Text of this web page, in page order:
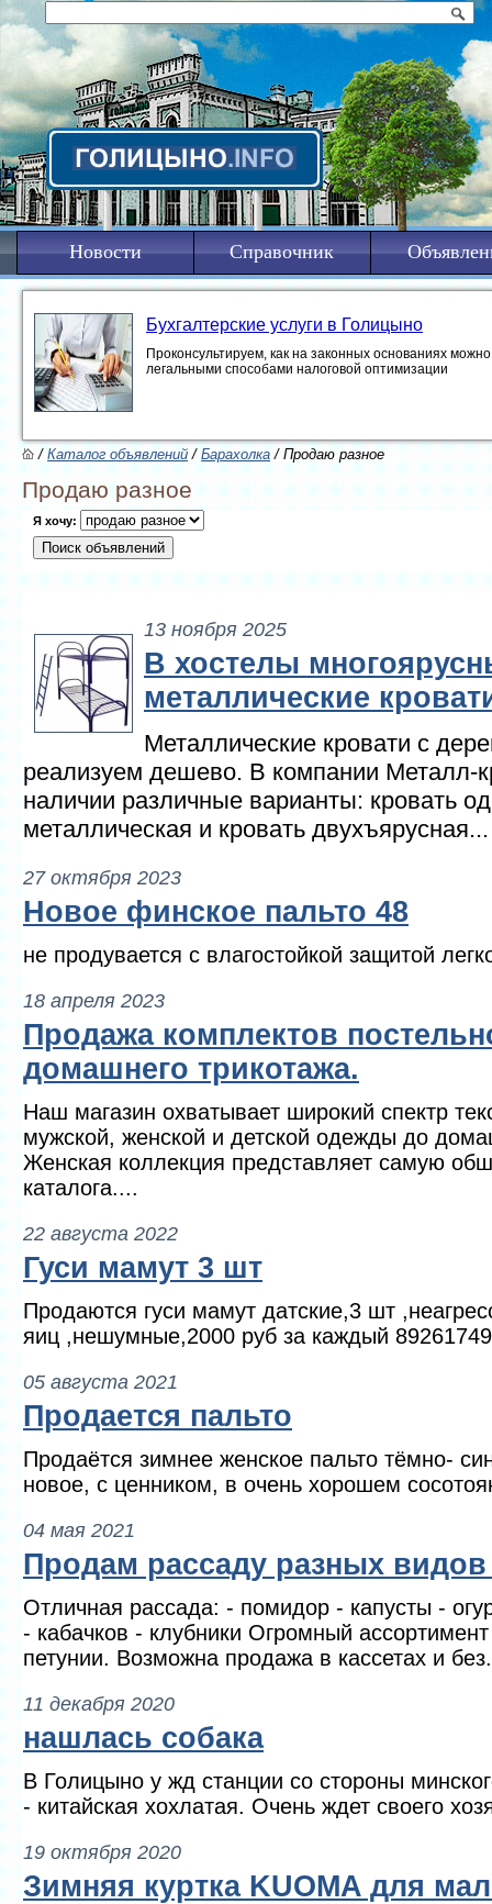
Новости Справочник
Бухгалтерские услуги в Голицыно
Проконсультируем, как на законных основаниях
легальными способами налоговой оптимизации
/Каталог объявлений/Барахолка/ Продаю разное
Продаю разное
Я хочу:
13 ноября 2025
В хостелы
металлические
Металлические кровати с
реализуем дешево. В компании Металл-
наличии различные варианты: кровать
металлическая и кровать двухъярусная...
27 октября 2023
Новое финское пальто 48
не продувается с влагостойкой защитой
18 апреля 2023
Продажа комплектов
домашнего трикотажа.
Наш магазин охватывает широкий спектр
мужской, женской и детской одежды до
Женская коллекция представляет самую
каталога....
22 августа 2022
Гуси мамут 3 шт
Продаются гуси мамут датские,3 шт
яиц ,нешумные,2000 руб за каждый
05 августа 2021
Продается пальто
Продаётся зимнее женское пальто тёмно-
новое, с ценником, в очень хорошем
04 мая 2021
Продам рассаду разных
Отличная рассада: - помидор - капусты -
- кабачков - клубники Огромный
петунии. Возможна продажа в кассетах и
11 декабря 2020
нашлась собака
В Голицыно у жд станции со стороны
- китайская хохлатая. Очень ждет своего
19 октября 2020
Зимняя куртка KUOMA для